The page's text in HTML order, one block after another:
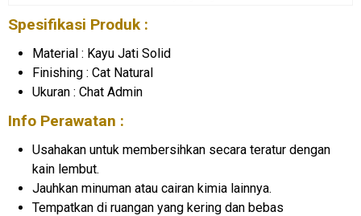
Spesifikasi Produk :
Material : Kayu Jati Solid
Finishing : Cat Natural
Ukuran : Chat Admin
Info Perawatan :
Usahakan untuk membersihkan secara teratur dengan
kain lembut.
Jauhkan minuman atau cairan kimia lainnya.
Tempatkan di ruangan yang kering dan bebas